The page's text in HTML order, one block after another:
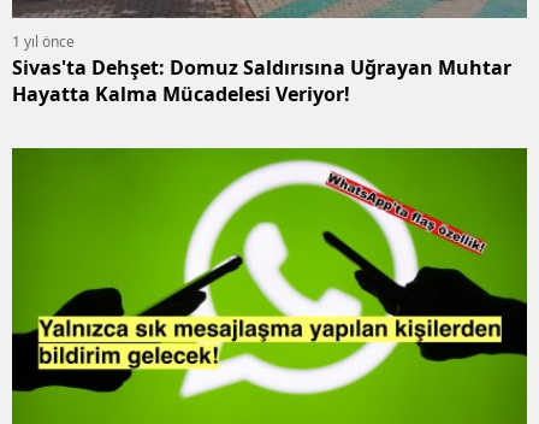
1 yıl önce
Sivas'ta Dehşet: Domuz Saldırısına Uğrayan Muhtar
Hayatta Kalma Mücadelesi Veriyor!